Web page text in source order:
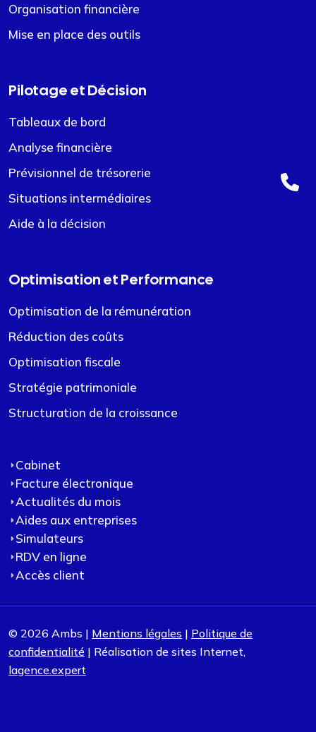
Organisation financière
Mise en place des outils
Pilotage et Décision
Tableaux de bord
Analyse financière
Prévisionnel de trésorerie
Situations intermédiaires
Aide à la décision
Optimisation et Performance
Optimisation de la rémunération
Réduction des coûts
Optimisation fiscale
Stratégie patrimoniale
Structuration de la croissance
Cabinet
Facture électronique
Actualités du mois
Aides aux entreprises
Simulateurs
RDV en ligne
Accès client
© 2026 Ambs | Mentions légales | Politique de
confidentialité | Réalisation de sites Internet,
lagence.expert